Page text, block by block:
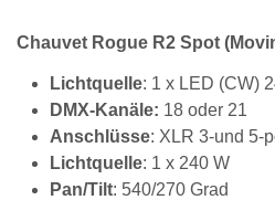
Chauvet Rogue R2 Spot
Lichtquelle: 1 x LED (CW)
DMX-Kanäle: 18 oder 21
Anschlüsse: XLR 3-und 5-
Lichtquelle: 1 x 240 W
Pan/Tilt: 540/270 Grad